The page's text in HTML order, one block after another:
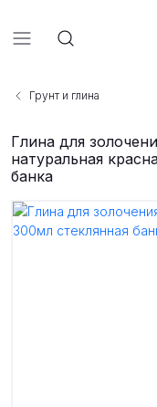
Грунт и глина
Глина для
натуральная
банка